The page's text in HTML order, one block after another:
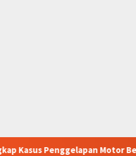
Motor Bermodus